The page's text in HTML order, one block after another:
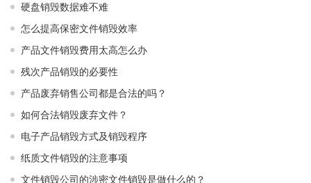
硬盘销毁数据难不难
怎么提高保密文件销毁效率
产品文件销毁费用太高怎么办
残次产品销毁的必要性
产品废弃销售公司都是合法的吗？
如何合法销毁废弃文件？
电子产品销毁方式及销毁程序
纸质文件销毁的注意事项
文件销毁公司的涉密文件销毁是做什么的？